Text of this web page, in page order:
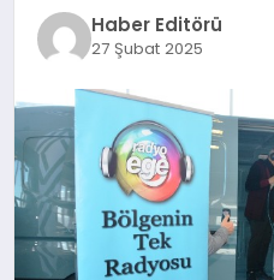
ANA DEMO
TEKNOLOJI
MAGAZIN
KRIPTO PARA
Haber Editörü
27 Şubat 2025